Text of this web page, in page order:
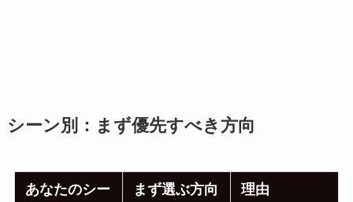
シーン別：まず優先すべき方向
あなたのシー
まず選ぶ方向 理由